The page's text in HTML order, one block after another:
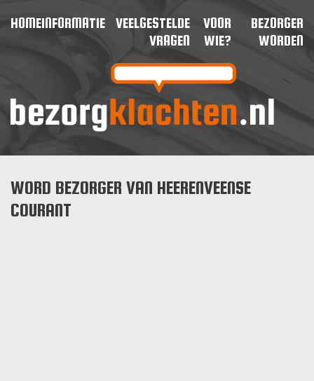
HOMEINFORMATIE
VEELGESTELDE
VRAGEN
VOOR
WIE?
BEZORGER
WORDEN
WORD BEZORGER VAN HEERENVEENSE
COURANT